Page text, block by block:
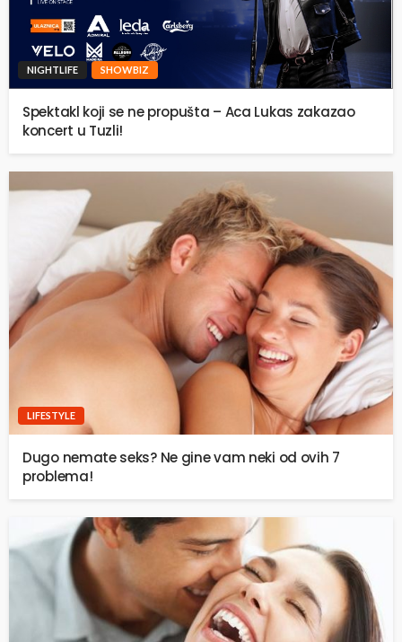
NIGHTLIFE SHOWBIZ
Spektakl koji se ne propušta – Aca Lukas zakazao
koncert u Tuzli!
LIFESTYLE
Dugo nemate seks? Ne gine vam neki od ovih 7
problema!